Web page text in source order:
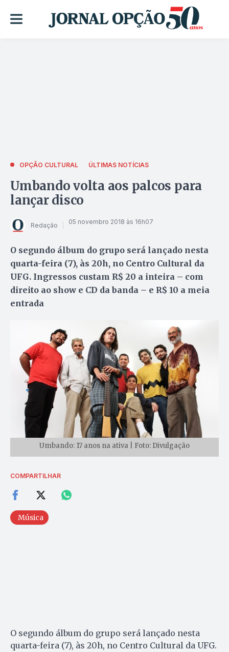
OPÇÃO CULTURAL ÚLTIMAS NOTÍCIAS
Umbando volta aos palcos para
lançar disco
Redação 05 novembro 2018 às 16h07
O segundo álbum do grupo será lançado nesta
quarta-feira (7), às 20h, no Centro Cultural da
UFG. Ingressos custam R$ 20 a inteira – com
direito ao show e CD da banda – e R$ 10 a meia
entrada
Umbando: 17 anos na ativa | Foto: Divulgação
COMPARTILHAR
Música
O segundo álbum do grupo será lançado nesta
quarta-feira (7), às 20h, no Centro Cultural da UFG.